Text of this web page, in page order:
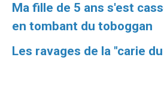
Ma fille de 5 ans s'est
en tombant du toboggan
Les ravages de la "carie